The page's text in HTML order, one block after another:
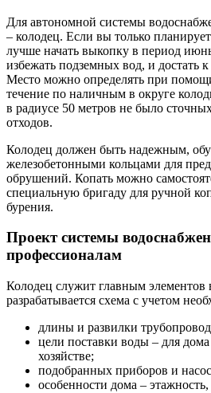
Для автономной системы
– колодец. Если вы только
лучше начать выкопку в период
избежать подземных вод, и достать
Место можно определять при
течение по наличным в округе
в радиусе 50 метров не было
отходов.
Колодец должен быть надежным,
железобетонными кольцами для
обрушений. Копать можно
специальную бригаду для ручной
бурения.
Проект системы
профессионалам
Колодец служит главным элементов
разрабатывается схема с учетом
длины и развилки
цели поставки воды – для
хозяйстве;
подобранных приборов и
особенности дома –